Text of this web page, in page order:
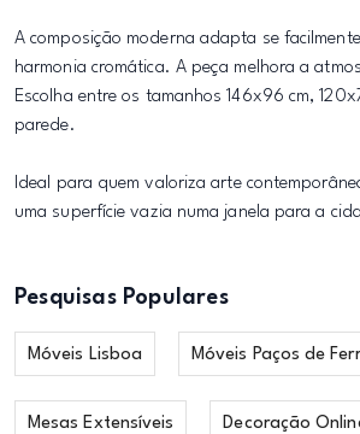
A composição moderna adapta se
harmonia cromática. A peça melhora a
Escolha entre os tamanhos 146x96 cm,
parede.
Ideal para quem valoriza arte
uma superfície vazia numa janela para a
Pesquisas Populares
Móveis Lisboa Móveis Paços de
Mesas Extensíveis Decoração